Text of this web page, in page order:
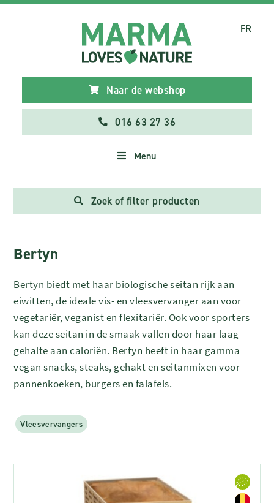
Naar de webshop
016 63 27 36
Menu
FR
Zoek of filter producten
Bertyn
Bertyn biedt met haar biologische seitan rijk aan
eiwitten, de ideale vis- en vleesvervanger aan voor
vegetariër, veganist en flexitariër. Ook voor sporters
kan deze seitan in de smaak vallen door haar laag
gehalte aan caloriën. Bertyn heeft in haar gamma
vegan snacks, steaks, gehakt en seitanmixen voor
pannenkoeken, burgers en falafels.
Vleesvervangers